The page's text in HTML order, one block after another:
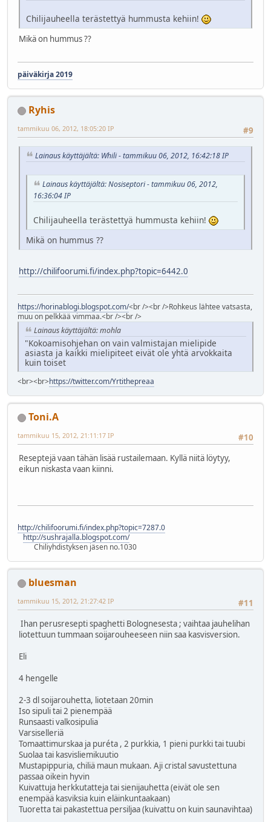
Chilijauheella terästettyä hummusta kehiin!
Mikä on hummus ??
päiväkirja 2019
Ryhis
#9
tammikuu 06, 2012, 18:05:20 IP
Lainaus käyttäjältä: Whili - tammikuu 06, 2012, 16:42:18 IP
Lainaus käyttäjältä: Nosiseptori - tammikuu 06, 2012,
16:36:04 IP
Chilijauheella terästettyä hummusta kehiin!
Mikä on hummus ??
http://chilifoorumi.fi/index.php?topic=6442.0
https://horinablogi.blogspot.com/<br /><br />Rohkeus lähtee vatsasta,
muu on pelkkää vimmaa.<br /><br />
Lainaus käyttäjältä: mohla
"Kokoamisohjehan on vain valmistajan mielipide
asiasta ja kaikki mielipiteet eivät ole yhtä arvokkaita
kuin toiset
<br><br>https://twitter.com/Yrtithepreaa
Toni.A
#10
tammikuu 15, 2012, 21:11:17 IP
Reseptejä vaan tähän lisää rustailemaan. Kyllä niitä löytyy,
eikun niskasta vaan kiinni.
http://chilifoorumi.fi/index.php?topic=7287.0
http://sushrajalla.blogspot.com/
Chiliyhdistyksen jäsen no.1030
bluesman
#11
tammikuu 15, 2012, 21:27:42 IP
Ihan perusresepti spaghetti Bolognesesta ; vaihtaa jauhelihan
liotettuun tummaan soijarouheeseen niin saa kasvisversion.
Eli
4 hengelle
2-3 dl soijarouhetta, liotetaan 20min
Iso sipuli tai 2 pienempää
Runsaasti valkosipulia
Varsiselleriä
Tomaattimurskaa ja puréta , 2 purkkia, 1 pieni purkki tai tuubi
Suolaa tai kasvisliemikuutio
Mustapippuria, chiliä maun mukaan. Aji cristal savustettuna
passaa oikein hyvin
Kuivattuja herkkutatteja tai sienijauhetta (eivät ole sen
enempää kasviksia kuin eläinkuntaakaan)
Tuoretta tai pakastettua persiljaa (kuivattu on kuin saunavihtaa)